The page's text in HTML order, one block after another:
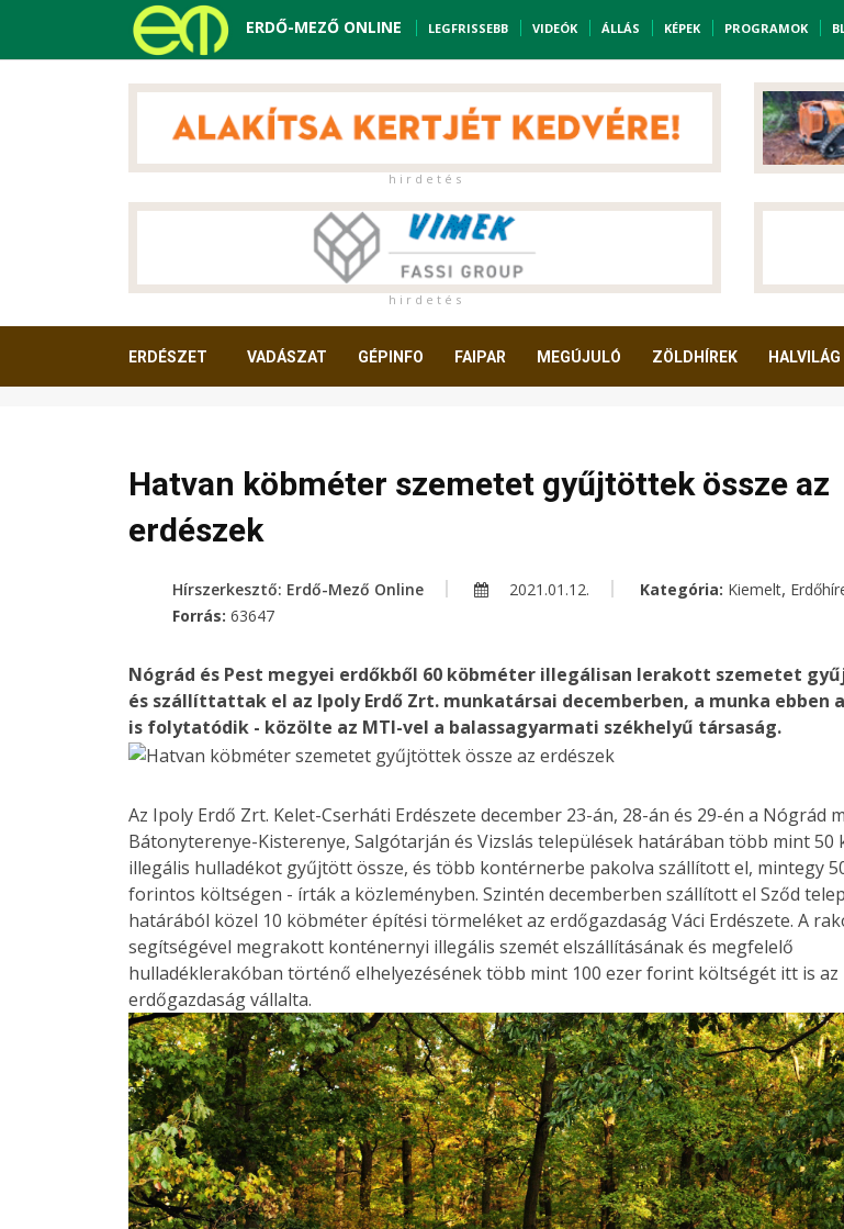
ERDŐ-MEZŐ ONLINE LEGFRISSEBB VIDEÓK ÁLLÁS KÉPEK PROGRAMOK
h i r d e t é s
h i r d e t é s
ERDÉSZET VADÁSZAT GÉPINFO FAIPAR MEGÚJULÓ ZÖLDHÍREK HALVILÁG
Hatvan köbméter szemetet gyűjtöttek össze az
erdészek
Hírszerkesztő: Erdő-Mező Online 2021.01.12. Kategória: Kiemelt,
Forrás: 63647
Nógrád és Pest megyei erdőkből 60 köbméter illegálisan lerakott szemetet
és szállíttattak el az Ipoly Erdő Zrt. munkatársai decemberben, a munka ebben
is folytatódik - közölte az MTI-vel a balassagyarmati székhelyű társaság.
Az Ipoly Erdő Zrt. Kelet-Cserháti Erdészete december 23-án, 28-án és 29-én a Nógrád
Bátonyterenye-Kisterenye, Salgótarján és Vizslás települések határában több mint 50
illegális hulladékot gyűjtött össze, és több kontérnerbe pakolva szállított el, mintegy
forintos költségen - írták a közleményben. Szintén decemberben szállított el Sződ
határából közel 10 köbméter építési törmeléket az erdőgazdaság Váci Erdészete. A
segítségével megrakott konténernyi illegális szemét elszállításának és megfelelő
hulladéklerakóban történő elhelyezésének több mint 100 ezer forint költségét itt is az
erdőgazdaság vállalta.